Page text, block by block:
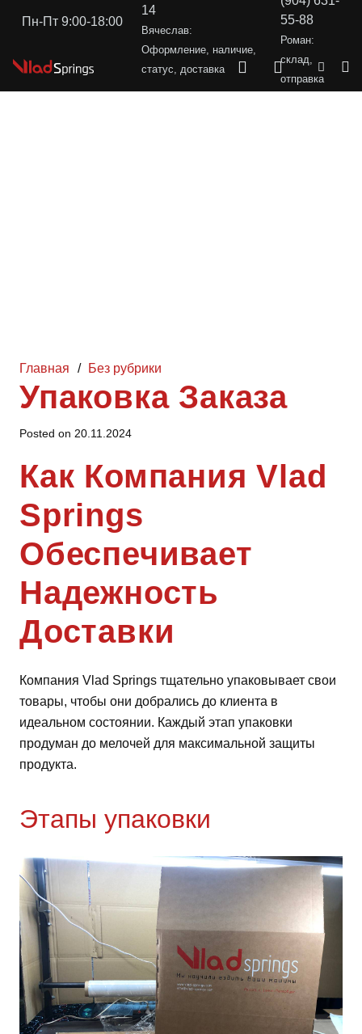
Пн-Пт 9:00-18:00
14
Вячеслав:
Оформление, наличие,
статус, доставка
55-88
Роман:
склад,
отправка
Главная / Без рубрики
Упаковка Заказа
Posted on 20.11.2024
Как Компания Vlad
Springs
Обеспечивает
Надежность
Доставки
Компания Vlad Springs тщательно упаковывает свои
товары, чтобы они добрались до клиента в
идеальном состоянии. Каждый этап упаковки
продуман до мелочей для максимальной защиты
продукта.
Этапы упаковки